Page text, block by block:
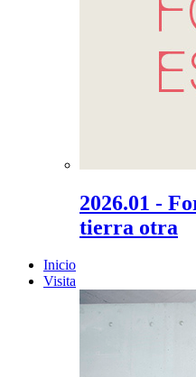
2026.01 -
tierra otra
Inicio
Visita